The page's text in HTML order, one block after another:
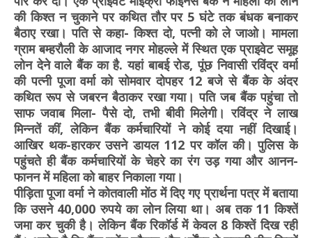
की किश्त न चुकाने पर कथित तौर पर 5 घंटे तक बंधक बनाकर
बैठाए रखा। पति से कहा- किश्त दो, पत्नी को ले जाओ। मामला
ग्राम बम्हरौली के आजाद नगर मोहल्ले में स्थित एक प्राइवेट समूह
लोन देने वाले बैंक का है. यहां बाबई रोड, पूंछ निवासी रविंद्र वर्मा
की पत्नी पूजा वर्मा को सोमवार दोपहर 12 बजे से बैंक के अंदर
कथित रूप से जबरन बैठाकर रखा गया। पति जब बैंक पहुंचा तो
साफ जवाब मिला- पैसे दो, तभी बीवी मिलेगी। रविंद्र ने लाख
मिन्नतें कीं, लेकिन बैंक कर्मचारियों ने कोई दया नहीं दिखाई।
आखिर थक-हारकर उसने डायल 112 पर कॉल की। पुलिस के
पहुंचते ही बैंक कर्मचारियों के चेहरे का रंग उड़ गया और आनन-
फानन में महिला को बाहर निकाला गया।
पीड़िता पूजा वर्मा ने कोतवाली मोंठ में दिए गए प्रार्थना पत्र में बताया
कि उसने 40,000 रुपये का लोन लिया था। अब तक 11 किश्तें
जमा कर चुकी है। लेकिन बैंक रिकॉर्ड में केवल 8 किश्तें दिख रही